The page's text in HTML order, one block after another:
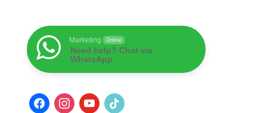
Marketing Online
Need help? Chat via
WhatsApp
facebookinstagramyoutubetiktok